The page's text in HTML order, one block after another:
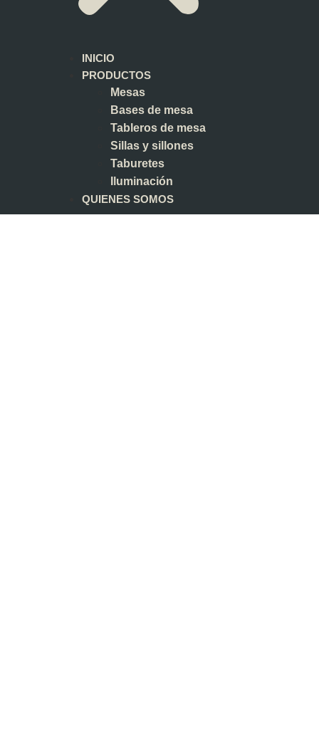
INICIO
PRODUCTOS
Mesas
Bases de mesa
Tableros de mesa
Sillas y sillones
Taburetes
Iluminación
QUIENES SOMOS